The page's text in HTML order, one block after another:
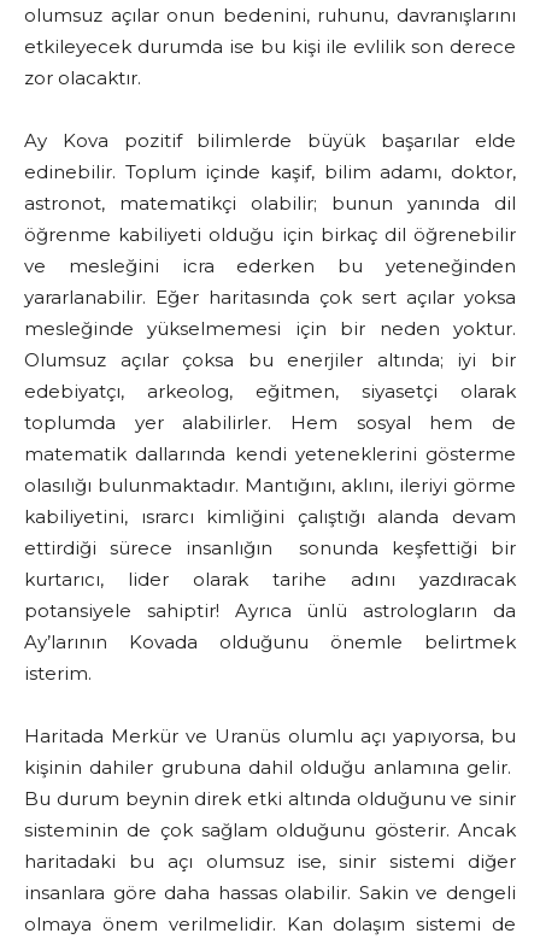
olumsuz açılar onun bedenini, ruhunu, davranışlarını
etkileyecek durumda ise bu kişi ile evlilik son derece
zor olacaktır.
Ay Kova pozitif bilimlerde büyük başarılar elde
edinebilir. Toplum içinde kaşif, bilim adamı, doktor,
astronot, matematikçi olabilir; bunun yanında dil
öğrenme kabiliyeti olduğu için birkaç dil öğrenebilir
ve mesleğini icra ederken bu yeteneğinden
yararlanabilir. Eğer haritasında çok sert açılar yoksa
mesleğinde yükselmemesi için bir neden yoktur.
Olumsuz açılar çoksa bu enerjiler altında; iyi bir
edebiyatçı, arkeolog, eğitmen, siyasetçi olarak
toplumda yer alabilirler. Hem sosyal hem de
matematik dallarında kendi yeteneklerini gösterme
olasılığı bulunmaktadır. Mantığını, aklını, ileriyi görme
kabiliyetini, ısrarcı kimliğini çalıştığı alanda devam
ettirdiği sürece insanlığın sonunda keşfettiği bir
kurtarıcı, lider olarak tarihe adını yazdıracak
potansiyele sahiptir! Ayrıca ünlü astrologların da
Ay’larının Kovada olduğunu önemle belirtmek
isterim.
Haritada Merkür ve Uranüs olumlu açı yapıyorsa, bu
kişinin dahiler grubuna dahil olduğu anlamına gelir.
Bu durum beynin direk etki altında olduğunu ve sinir
sisteminin de çok sağlam olduğunu gösterir. Ancak
haritadaki bu açı olumsuz ise, sinir sistemi diğer
insanlara göre daha hassas olabilir. Sakin ve dengeli
olmaya önem verilmelidir. Kan dolaşım sistemi de